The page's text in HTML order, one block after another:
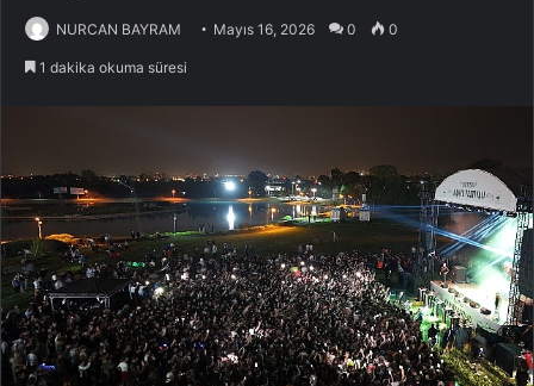
NURCAN BAYRAM Mayıs 16, 2026 0 0
1 dakika okuma süresi